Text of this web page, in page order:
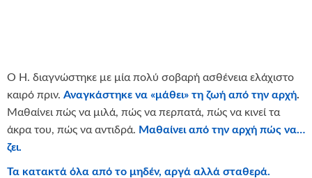
Ο Η. διαγνώστηκε με μία πολύ σοβαρή ασθένεια ελάχιστο
καιρό πριν. Αναγκάστηκε να «μάθει» τη ζωή από την αρχή.
Μαθαίνει πώς να μιλά, πώς να περπατά, πώς να κινεί τα
άκρα του, πώς να αντιδρά. Μαθαίνει από την αρχή πώς να…
ζει.
Τα κατακτά όλα από το μηδέν, αργά αλλά σταθερά.